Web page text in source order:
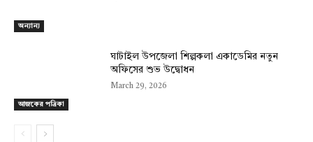
অন্যান্য
আজকের পত্রিকা
ঘাটাইল উপজেলা শিল্পকলা একাডেমির নতুন
অফিসের শুভ উদ্বোধন
March 29, 2026